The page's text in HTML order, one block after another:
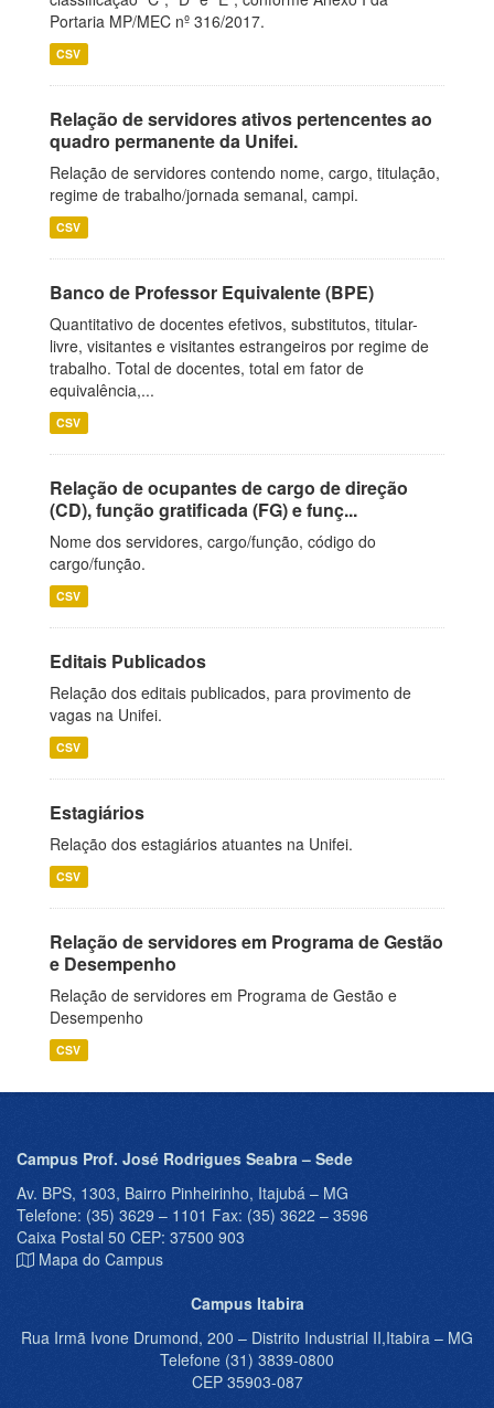
Portaria MP/MEC nº 316/2017.
CSV
Relação de servidores ativos pertencentes ao
quadro permanente da Unifei.
Relação de servidores contendo nome, cargo, titulação,
regime de trabalho/jornada semanal, campi.
CSV
Banco de Professor Equivalente (BPE)
Quantitativo de docentes efetivos, substitutos, titular-
livre, visitantes e visitantes estrangeiros por regime de
trabalho. Total de docentes, total em fator de
equivalência,...
CSV
Relação de ocupantes de cargo de direção
(CD), função gratificada (FG) e funç...
Nome dos servidores, cargo/função, código do
cargo/função.
CSV
Editais Publicados
Relação dos editais publicados, para provimento de
vagas na Unifei.
CSV
Estagiários
Relação dos estagiários atuantes na Unifei.
CSV
Relação de servidores em Programa de Gestão
e Desempenho
Relação de servidores em Programa de Gestão e
Desempenho
CSV
Campus Prof. José Rodrigues Seabra – Sede
Av. BPS, 1303, Bairro Pinheirinho, Itajubá – MG
Telefone: (35) 3629 – 1101 Fax: (35) 3622 – 3596
Caixa Postal 50 CEP: 37500 903
Mapa do Campus
Campus Itabira
Rua Irmã Ivone Drumond, 200 – Distrito Industrial II,Itabira – MG
Telefone (31) 3839-0800
CEP 35903-087